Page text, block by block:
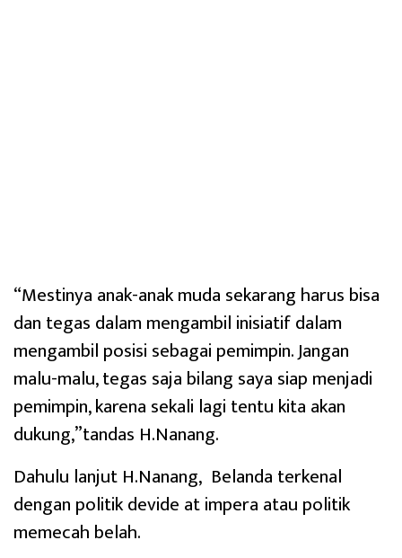
“Mestinya anak-anak muda sekarang harus bisa
dan tegas dalam mengambil inisiatif dalam
mengambil posisi sebagai pemimpin. Jangan
malu-malu, tegas saja bilang saya siap menjadi
pemimpin, karena sekali lagi tentu kita akan
dukung,”tandas H.Nanang.
Dahulu lanjut H.Nanang, Belanda terkenal
dengan politik devide at impera atau politik
memecah belah.